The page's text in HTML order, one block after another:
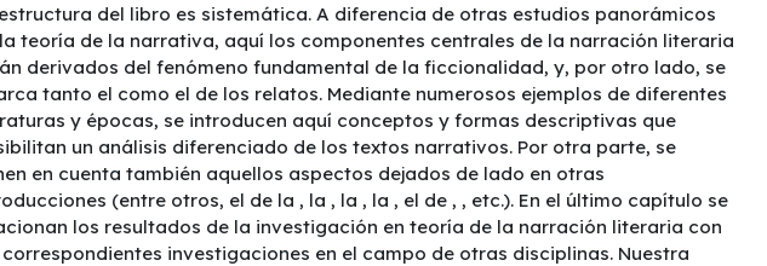
del libro es sistemática. A diferencia de otras estudios panorámicos
teoría de la narrativa, aquí los componentes centrales de la narración literaria
derivados del fenómeno fundamental de la ficcionalidad, y, por otro lado, se
tanto el como el de los relatos. Mediante numerosos ejemplos de diferentes
y épocas, se introducen aquí conceptos y formas descriptivas que
un análisis diferenciado de los textos narrativos. Por otra parte, se
en cuenta también aquellos aspectos dejados de lado en otras
(entre otros, el de la , la , la , la , el de , , etc.). En el último capítulo se
los resultados de la investigación en teoría de la narración literaria con
investigaciones en el campo de otras disciplinas. Nuestra